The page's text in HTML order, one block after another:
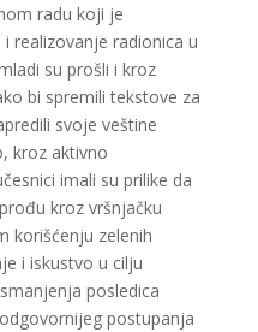
radu koji je
realizovanje radionica u
su prošli i kroz
bi spremili tekstove za
svoje veštine
kroz aktivno
imali su prilike da
kroz vršnjačku
korišćenju zelenih
i iskustvo u cilju
posledica
postupanja